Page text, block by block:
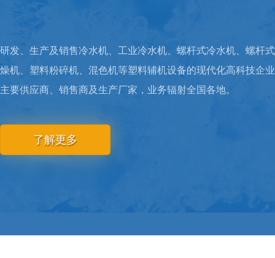
研发、生产及销售冷水机、工业冷水机、螺杆式冷水机、螺杆
燥机、塑料粉碎机、混色机等塑料辅机设备的现代化高科技企
主要供应商、销售商及生产厂家，业务辐射全国各地。
了解更多